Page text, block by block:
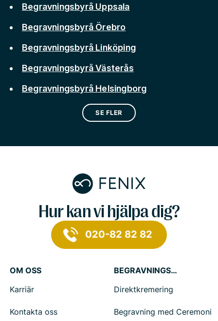
Begravningsbyrå Uppsala
Begravningsbyrå Örebro
Begravningsbyrå Linköping
Begravningsbyrå Västerås
Begravningsbyrå Helsingborg
SE FLER
Hur kan vi hjälpa dig?
020-82 82 82
OM OSS
Karriär
Kontakta oss
BEGRAVNINGSTJÄNSTER
Direktkremering
Begravning med Ceremoni